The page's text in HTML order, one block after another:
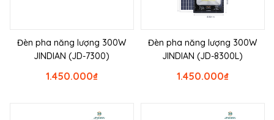
Đèn pha năng lượng 300W
JINDIAN (JD-7300)
₫
1.450.000
Đèn pha năng lượng 300W
JINDIAN (JD-8300L)
₫
1.450.000